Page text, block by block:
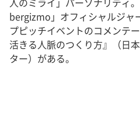
bergizmo」オフィシャルジャ
プピッチイベントのコメンテ
活きる人脈のつくり方』（日
ター）がある。